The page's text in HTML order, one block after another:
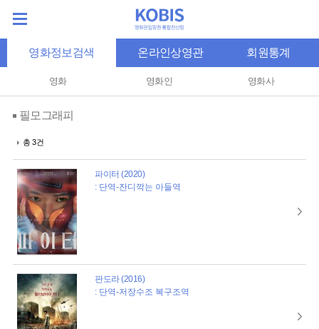
영화정보검색 온라인상영관 회원통계
영화 영화인 영화사
필모그래피
총 3건
파이터 (2020)
: 단역-잔디깍는 아들역
판도라 (2016)
: 단역-저장수조 복구조역